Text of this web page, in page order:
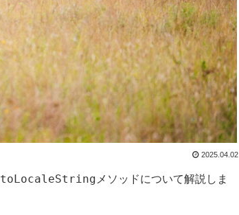
2025.04.02
toLocaleString メソッドについて解説しま